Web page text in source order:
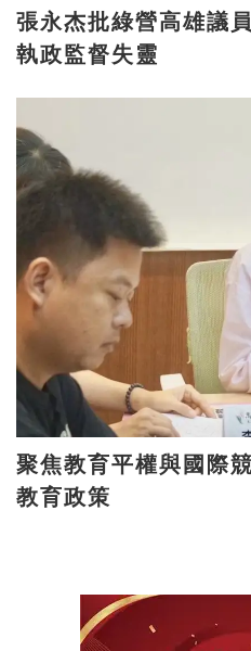
張永杰批綠營高雄議員接連
執政監督失靈
聚焦教育平權與國際競爭力 柯志
教育政策